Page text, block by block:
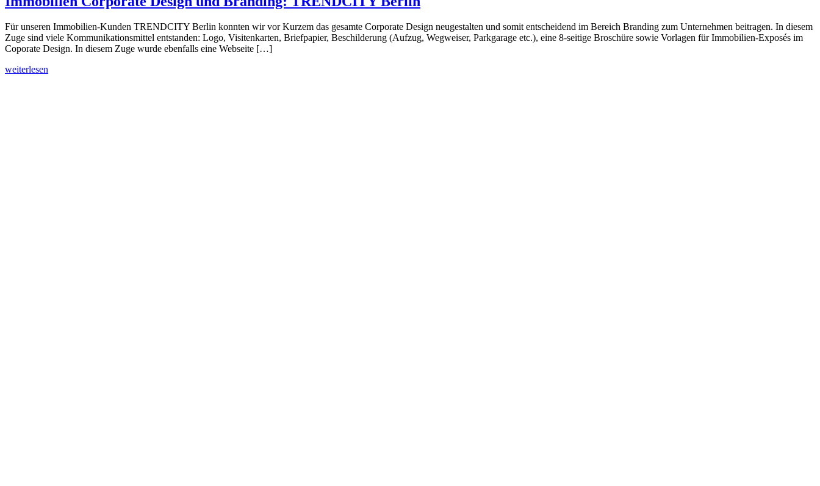
Für unseren Immobilien-Kunden TRENDCITY Berlin konnten wir vor Kurzem das gesamte Corporate Design neugestalten und somit entscheidend im Bereich Branding zum Unternehmen beitragen. In diesem
Zuge sind viele Kommunikationsmittel entstanden: Logo, Visitenkarten, Briefpapier, Beschilderung (Aufzug, Wegweiser, Parkgarage etc.), eine 8-seitige Broschüre sowie Vorlagen für Immobilien-Exposés im
Coporate Design. In diesem Zuge wurde ebenfalls eine Webseite […]
weiterlesen